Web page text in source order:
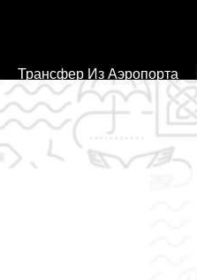
Трансфер Из Аэропорта